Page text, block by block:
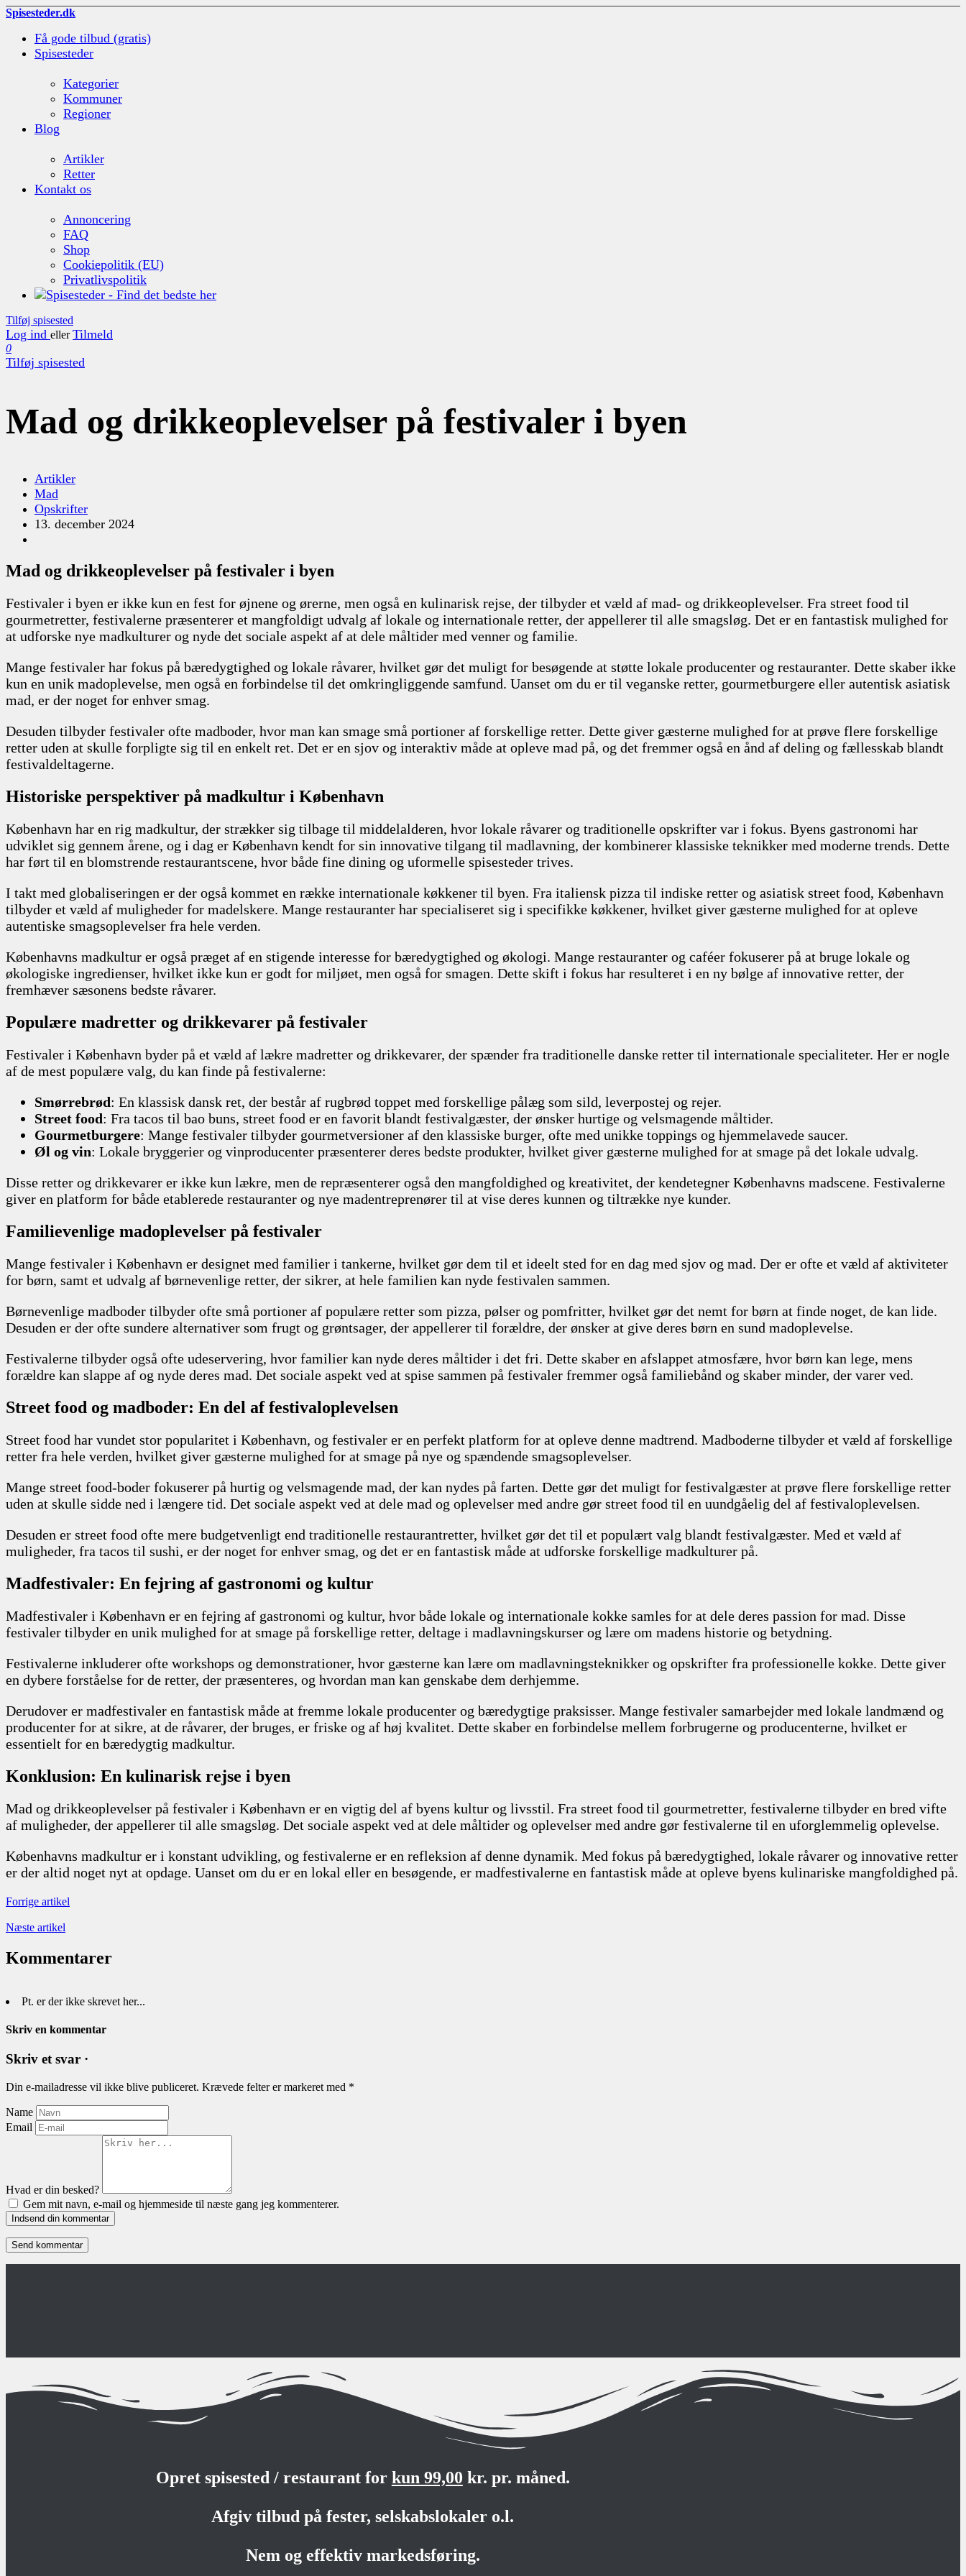
Spisesteder.dk
Få gode tilbud (gratis)
Spisesteder
Kategorier
Kommuner
Regioner
Blog
Artikler
Retter
Kontakt os
Annoncering
FAQ
Shop
Cookiepolitik (EU)
Privatlivspolitik
Tilføj spisested
Log ind eller Tilmeld
0
Tilføj spisested
Mad og drikkeoplevelser på festivaler i byen
Artikler
Mad
Opskrifter
13. december 2024
Mad og drikkeoplevelser på festivaler i byen
Festivaler i byen er ikke kun en fest for øjnene og ørerne, men også en kulinarisk rejse, der tilbyder et væld af mad- og drikkeoplevelser. Fra street food til
gourmetretter, festivalerne præsenterer et mangfoldigt udvalg af lokale og internationale retter, der appellerer til alle smagsløg. Det er en fantastisk mulighed for
at udforske nye madkulturer og nyde det sociale aspekt af at dele måltider med venner og familie.
Mange festivaler har fokus på bæredygtighed og lokale råvarer, hvilket gør det muligt for besøgende at støtte lokale producenter og restauranter. Dette skaber ikke
kun en unik madoplevelse, men også en forbindelse til det omkringliggende samfund. Uanset om du er til veganske retter, gourmetburgere eller autentisk asiatisk
mad, er der noget for enhver smag.
Desuden tilbyder festivaler ofte madboder, hvor man kan smage små portioner af forskellige retter. Dette giver gæsterne mulighed for at prøve flere forskellige
retter uden at skulle forpligte sig til en enkelt ret. Det er en sjov og interaktiv måde at opleve mad på, og det fremmer også en ånd af deling og fællesskab blandt
festivaldeltagerne.
Historiske perspektiver på madkultur i København
København har en rig madkultur, der strækker sig tilbage til middelalderen, hvor lokale råvarer og traditionelle opskrifter var i fokus. Byens gastronomi har
udviklet sig gennem årene, og i dag er København kendt for sin innovative tilgang til madlavning, der kombinerer klassiske teknikker med moderne trends. Dette
har ført til en blomstrende restaurantscene, hvor både fine dining og uformelle spisesteder trives.
I takt med globaliseringen er der også kommet en række internationale køkkener til byen. Fra italiensk pizza til indiske retter og asiatisk street food, København
tilbyder et væld af muligheder for madelskere. Mange restauranter har specialiseret sig i specifikke køkkener, hvilket giver gæsterne mulighed for at opleve
autentiske smagsoplevelser fra hele verden.
Københavns madkultur er også præget af en stigende interesse for bæredygtighed og økologi. Mange restauranter og caféer fokuserer på at bruge lokale og
økologiske ingredienser, hvilket ikke kun er godt for miljøet, men også for smagen. Dette skift i fokus har resulteret i en ny bølge af innovative retter, der
fremhæver sæsonens bedste råvarer.
Populære madretter og drikkevarer på festivaler
Festivaler i København byder på et væld af lækre madretter og drikkevarer, der spænder fra traditionelle danske retter til internationale specialiteter. Her er nogle
af de mest populære valg, du kan finde på festivalerne:
Smørrebrød: En klassisk dansk ret, der består af rugbrød toppet med forskellige pålæg som sild, leverpostej og rejer.
Street food: Fra tacos til bao buns, street food er en favorit blandt festivalgæster, der ønsker hurtige og velsmagende måltider.
Gourmetburgere: Mange festivaler tilbyder gourmetversioner af den klassiske burger, ofte med unikke toppings og hjemmelavede saucer.
Øl og vin: Lokale bryggerier og vinproducenter præsenterer deres bedste produkter, hvilket giver gæsterne mulighed for at smage på det lokale udvalg.
Disse retter og drikkevarer er ikke kun lækre, men de repræsenterer også den mangfoldighed og kreativitet, der kendetegner Københavns madscene. Festivalerne
giver en platform for både etablerede restauranter og nye madentreprenører til at vise deres kunnen og tiltrække nye kunder.
Familievenlige madoplevelser på festivaler
Mange festivaler i København er designet med familier i tankerne, hvilket gør dem til et ideelt sted for en dag med sjov og mad. Der er ofte et væld af aktiviteter
for børn, samt et udvalg af børnevenlige retter, der sikrer, at hele familien kan nyde festivalen sammen.
Børnevenlige madboder tilbyder ofte små portioner af populære retter som pizza, pølser og pomfritter, hvilket gør det nemt for børn at finde noget, de kan lide.
Desuden er der ofte sundere alternativer som frugt og grøntsager, der appellerer til forældre, der ønsker at give deres børn en sund madoplevelse.
Festivalerne tilbyder også ofte udeservering, hvor familier kan nyde deres måltider i det fri. Dette skaber en afslappet atmosfære, hvor børn kan lege, mens
forældre kan slappe af og nyde deres mad. Det sociale aspekt ved at spise sammen på festivaler fremmer også familiebånd og skaber minder, der varer ved.
Street food og madboder: En del af festivaloplevelsen
Street food har vundet stor popularitet i København, og festivaler er en perfekt platform for at opleve denne madtrend. Madboderne tilbyder et væld af forskellige
retter fra hele verden, hvilket giver gæsterne mulighed for at smage på nye og spændende smagsoplevelser.
Mange street food-boder fokuserer på hurtig og velsmagende mad, der kan nydes på farten. Dette gør det muligt for festivalgæster at prøve flere forskellige retter
uden at skulle sidde ned i længere tid. Det sociale aspekt ved at dele mad og oplevelser med andre gør street food til en uundgåelig del af festivaloplevelsen.
Desuden er street food ofte mere budgetvenligt end traditionelle restaurantretter, hvilket gør det til et populært valg blandt festivalgæster. Med et væld af
muligheder, fra tacos til sushi, er der noget for enhver smag, og det er en fantastisk måde at udforske forskellige madkulturer på.
Madfestivaler: En fejring af gastronomi og kultur
Madfestivaler i København er en fejring af gastronomi og kultur, hvor både lokale og internationale kokke samles for at dele deres passion for mad. Disse
festivaler tilbyder en unik mulighed for at smage på forskellige retter, deltage i madlavningskurser og lære om madens historie og betydning.
Festivalerne inkluderer ofte workshops og demonstrationer, hvor gæsterne kan lære om madlavningsteknikker og opskrifter fra professionelle kokke. Dette giver
en dybere forståelse for de retter, der præsenteres, og hvordan man kan genskabe dem derhjemme.
Derudover er madfestivaler en fantastisk måde at fremme lokale producenter og bæredygtige praksisser. Mange festivaler samarbejder med lokale landmænd og
producenter for at sikre, at de råvarer, der bruges, er friske og af høj kvalitet. Dette skaber en forbindelse mellem forbrugerne og producenterne, hvilket er
essentielt for en bæredygtig madkultur.
Konklusion: En kulinarisk rejse i byen
Mad og drikkeoplevelser på festivaler i København er en vigtig del af byens kultur og livsstil. Fra street food til gourmetretter, festivalerne tilbyder en bred vifte
af muligheder, der appellerer til alle smagsløg. Det sociale aspekt ved at dele måltider og oplevelser med andre gør festivalerne til en uforglemmelig oplevelse.
Københavns madkultur er i konstant udvikling, og festivalerne er en refleksion af denne dynamik. Med fokus på bæredygtighed, lokale råvarer og innovative retter
er der altid noget nyt at opdage. Uanset om du er en lokal eller en besøgende, er madfestivalerne en fantastisk måde at opleve byens kulinariske mangfoldighed på.
Forrige artikel
Næste artikel
Kommentarer
Pt. er der ikke skrevet her...
Skriv en kommentar
Skriv et svar ·
Din e-mailadresse vil ikke blive publiceret. Krævede felter er markeret med *
Name
Email
Hvad er din besked?
Gem mit navn, e-mail og hjemmeside til næste gang jeg kommenterer.
Indsend din kommentar
Opret spisested / restaurant for kun 99,00 kr. pr. måned.
Afgiv tilbud på fester, selskabslokaler o.l.
Nem og effektiv markedsføring.